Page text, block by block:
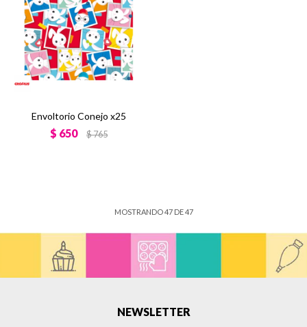
Envoltorio Conejo x25
$ 650 $765
MOSTRANDO47DE47
NEWSLETTER